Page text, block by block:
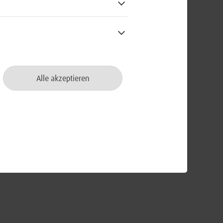
Alle akzeptieren